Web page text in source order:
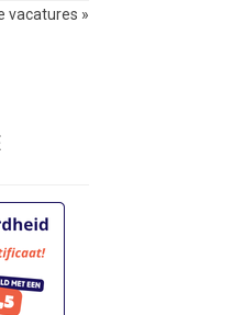
vacatures »